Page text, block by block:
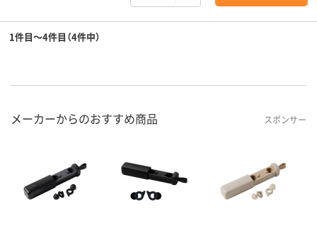
1件目～4件目（4件中）
メーカーからのおすすめ商品 スポンサー